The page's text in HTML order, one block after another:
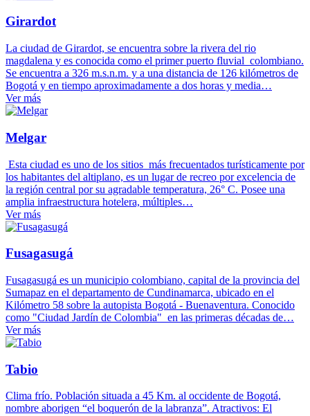
Girardot
La ciudad de Girardot, se encuentra sobre la rivera del rio
magdalena y es conocida como el primer puerto fluvial colombiano.
Se encuentra a 326 m.s.n.m. y a una distancia de 126 kilómetros de
Bogotá y en tiempo aproximadamente a dos horas y media…
Ver más
Melgar
Esta ciudad es uno de los sitios más frecuentados turísticamente por
los habitantes del altiplano, es un lugar de recreo por excelencia de
la región central por su agradable temperatura, 26° C. Posee una
amplia infraestructura hotelera, múltiples…
Ver más
Fusagasugá
Fusagasugá es un municipio colombiano, capital de la provincia del
Sumapaz en el departamento de Cundinamarca, ubicado en el
Kilómetro 58 sobre la autopista Bogotá - Buenaventura. Conocido
como "Ciudad Jardín de Colombia" en las primeras décadas de…
Ver más
Tabio
Clima frío. Población situada a 45 Km. al occidente de Bogotá,
nombre aborigen “el boquerón de la labranza”. Atractivos: El